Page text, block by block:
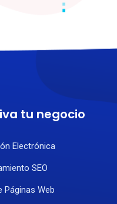
tu negocio
Electrónica
SEO
Páginas Web